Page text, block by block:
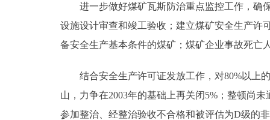
进一步做好煤矿瓦斯防治重点监控工作，确保
设施设计审查和竣工验收；建立煤矿安全生产许
备安全生产基本条件的煤矿；煤矿企业事故死亡
结合安全生产许可证发放工作，对80%以上的
山，力争在2003年的基础上再关闭5%；整顿尚
参加整治、经整治验收不合格和被评估为D级的